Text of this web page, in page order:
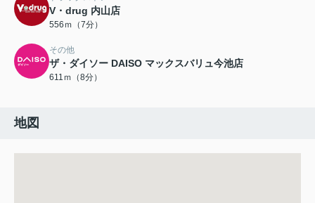
V・drug 内山店
556ｍ（7分）
その他
ザ・ダイソー DAISO マックスバリュ今池店
611ｍ（8分）
地図